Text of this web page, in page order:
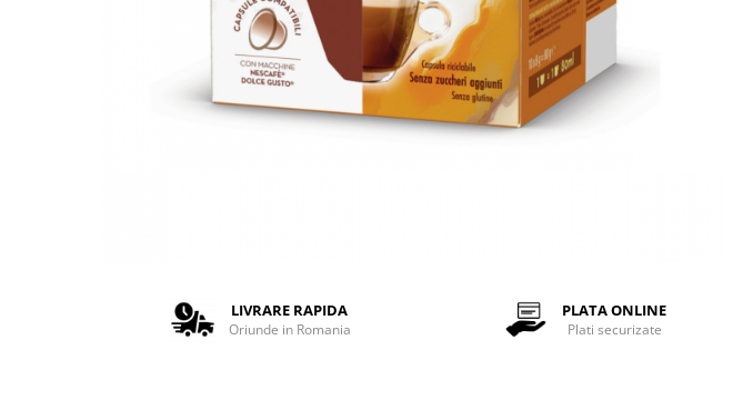
Pliculete Zahar si Miere
LIVRARE RAPIDA
Oriunde in Romania
PLATA ONLINE
Plati securizate